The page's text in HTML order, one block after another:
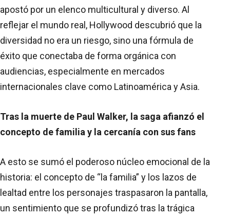
apostó por un elenco multicultural y diverso. Al
reflejar el mundo real, Hollywood descubrió que la
diversidad no era un riesgo, sino una fórmula de
éxito que conectaba de forma orgánica con
audiencias, especialmente en mercados
internacionales clave como Latinoamérica y Asia.
Tras la muerte de Paul Walker, la saga afianzó el
concepto de familia y la cercanía con sus fans
A esto se sumó el poderoso núcleo emocional de la
historia: el concepto de “la familia” y los lazos de
lealtad entre los personajes traspasaron la pantalla,
un sentimiento que se profundizó tras la trágica